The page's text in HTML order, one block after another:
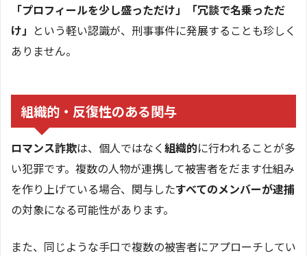
「プロフィールを少し盛っただけ」「冗談で名乗っただ
け」 という軽い認識が、刑事事件に発展することも珍しく
ありません。
組織的・反復性のある関与
ロマンス詐欺は、個人ではなく組織的に行われることが多
い犯罪です。複数の人物が連携して被害者をだます仕組み
を作り上げている場合、関与したすべてのメンバーが逮捕
の対象になる可能性があります。
また、同じような手口で複数の被害者にアプローチしてい